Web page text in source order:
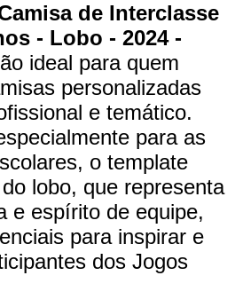
de Interclasse
- Lobo - 2024 -
ideal para quem
personalizadas
e temático.
para as
o template
lobo, que representa
e espírito de equipe,
para inspirar e
dos Jogos